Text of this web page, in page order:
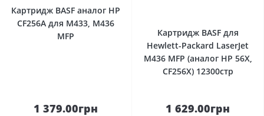
Картридж BASF аналог HP
CF256A для M433, M436
MFP
1 379.00грн
Картридж BASF для
Hewlett-Packard LaserJet
M436 MFP (аналог HP 56X,
CF256X) 12300стр
1 629.00грн